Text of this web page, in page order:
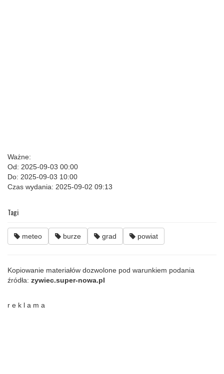
Ważne:
Od: 2025-09-03 00:00
Do: 2025-09-03 10:00
Czas wydania: 2025-09-02 09:13
Tagi
meteo burze grad powiat
Kopiowanie materiałów dozwolone pod warunkiem podania
źródła: zywiec.super-nowa.pl
r e k l a m a